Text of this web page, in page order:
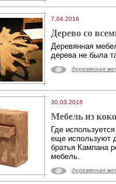
7.04.2016
Дерево со
Деревянная
дерева не была
деревянная
30.03.2016
Мебель из
Где
еще используют
братья Кампана
мебель.
деревянная